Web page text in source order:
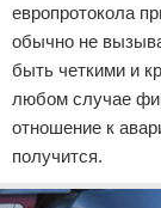
европротокола
обычно не
быть четкими и
любом случае
отношение к
получится.